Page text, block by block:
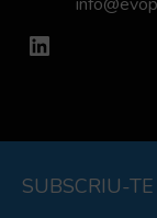
LinkedIn
SUBSCRIU-